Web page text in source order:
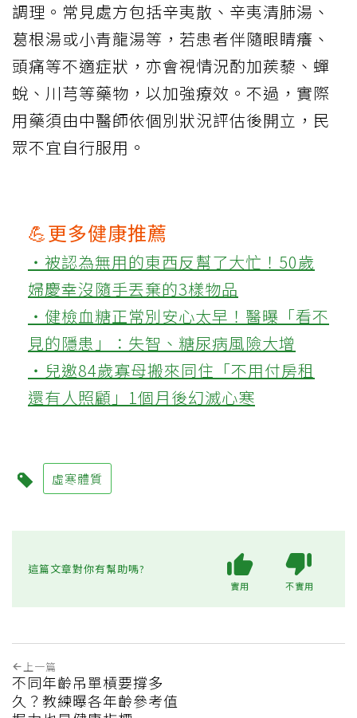
調理。常見處方包括辛夷散、辛夷清肺湯、
葛根湯或小青龍湯等，若患者伴隨眼睛癢、
頭痛等不適症狀，亦會視情況酌加蒺藜、蟬
蛻、川芎等藥物，以加強療效。不過，實際
用藥須由中醫師依個別狀況評估後開立，民
眾不宜自行服用。
💪更多健康推薦
‧被認為無用的東西反幫了大忙！50歲
婦慶幸沒隨手丟棄的3樣物品
‧健檢血糖正常別安心太早！醫曝「看不
見的隱患」：失智、糖尿病風險大增
‧兒邀84歲寡母搬來同住「不用付房租
還有人照顧」1個月後幻滅心寒
虛寒體質
這篇文章對你有幫助嗎?
實用 不實用
上一篇
不同年齡吊單槓要撐多
久？教練曝各年齡參考值